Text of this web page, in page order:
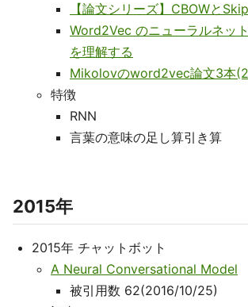
【論文シリーズ】CBOWと
Word2Vec のニューラルネッ
を理解する
Mikolovのword2vec論文3本
特徴
RNN
言葉の意味の足し算引き算
2015年
2015年 チャットボット
A Neural Conversational Model
被引用数 62(2016/10/25)